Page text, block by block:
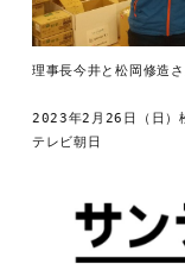
理事長今井と松岡修造
2023年2月26日（日
テレビ朝日